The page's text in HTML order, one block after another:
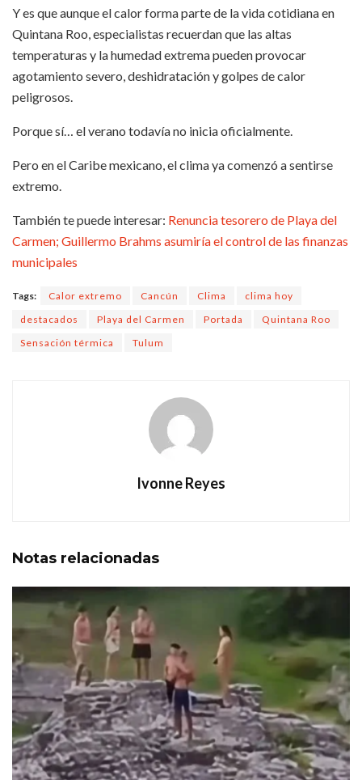
Y es que aunque el calor forma parte de la vida cotidiana en
Quintana Roo, especialistas recuerdan que las altas
temperaturas y la humedad extrema pueden provocar
agotamiento severo, deshidratación y golpes de calor
peligrosos.
Porque sí… el verano todavía no inicia oficialmente.
Pero en el Caribe mexicano, el clima ya comenzó a sentirse
extremo.
También te puede interesar: Renuncia tesorero de Playa del
Carmen; Guillermo Brahms asumiría el control de las finanzas
municipales
Tags: Calor extremo Cancún Clima
clima hoy
destacados
Playa del Carmen Portada
Quintana Roo
Sensación térmica
Tulum
Ivonne Reyes
Notas relacionadas